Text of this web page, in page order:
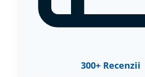
300+ Recenzii